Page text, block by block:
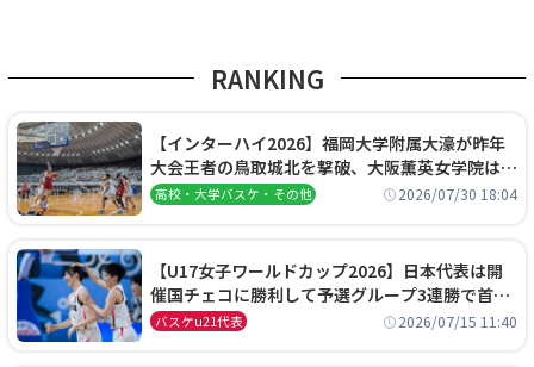
RANKING
【インターハイ2026】福岡大学附属大濠が昨年
大会王者の鳥取城北を撃破、大阪薫英女学院は岐
阜女子に完勝、大会3日目試合結果
高校・大学バスケ・その他 2026/07/30 18:04
【U17女子ワールドカップ2026】日本代表は開
催国チェコに勝利して予選グループ3連勝で首位
通過！準々決勝の相手はエジプトに決定
バスケu21代表 2026/07/15 11:40